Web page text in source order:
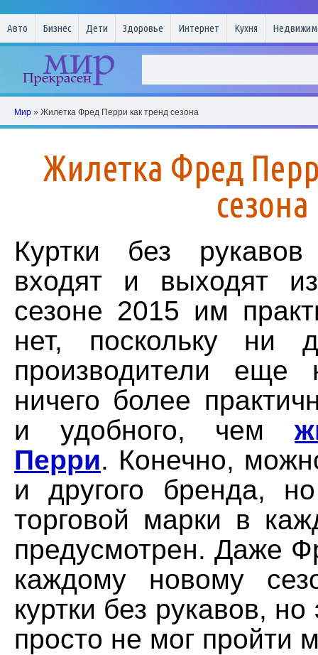
Авто Бизнес Дети Здоровье Интернет Кухня
Мир » Жилетка Фред Перри как тренд сезона
Жилетка Фред
сезона
Куртки без рукавов
входят и выходят
сезоне 2015 им
нет, поскольку ни
производители еще
ничего более
и удобного, чем
Перри. Конечно,
и другого бренда,
торговой марки в
предусмотрен. Даже
каждому новому
куртки без рукавов,
просто не мог пройти